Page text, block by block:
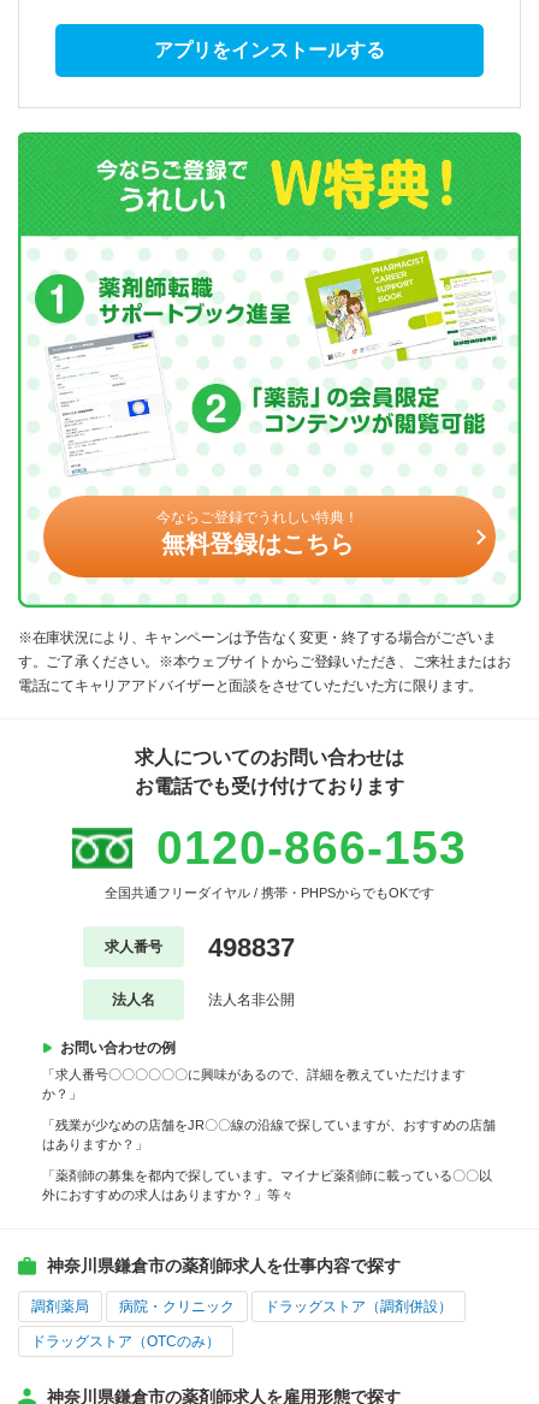
アプリをインストールする
今ならご登録でうれしい特典！
無料登録はこちら
※在庫状況により、キャンペーンは予告なく変更・終了する場合がございま
す。ご了承ください。※本ウェブサイトからご登録いただき、ご来社またはお
電話にてキャリアアドバイザーと面談をさせていただいた方に限ります。
求人についてのお問い合わせは
お電話でも受け付けております
0120-866-153
全国共通フリーダイヤル / 携帯・PHPSからでもOKです
求人番号 498837
法人名 法人名非公開
お問い合わせの例
「求人番号〇〇〇〇〇〇に興味があるので、詳細を教えていただけます
か？」
「残業が少なめの店舗をJR〇〇線の沿線で探していますが、おすすめの店舗
はありますか？」
「薬剤師の募集を都内で探しています。マイナビ薬剤師に載っている〇〇以
外におすすめの求人はありますか？」等々
神奈川県鎌倉市の薬剤師求人を仕事内容で探す
調剤薬局 病院・クリニック ドラッグストア（調剤併設）
ドラッグストア（OTCのみ）
神奈川県鎌倉市の薬剤師求人を雇用形態で探す